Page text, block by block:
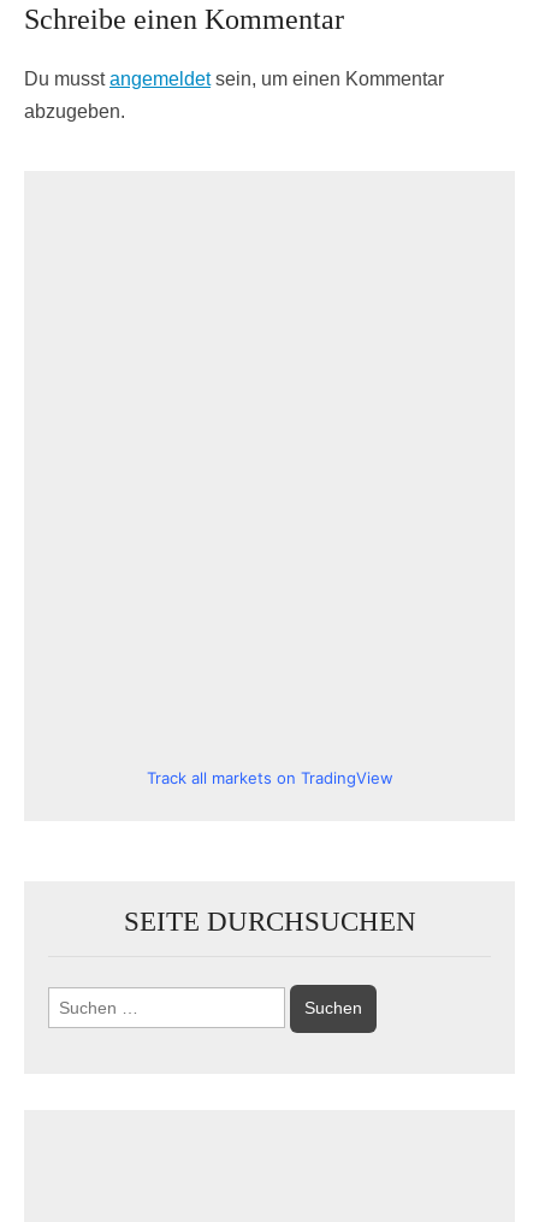
Schreibe einen Kommentar
Du musstangemeldetsein, um einen Kommentar
abzugeben.
Track all markets on TradingView
SEITE DURCHSUCHEN
Suchen
nach: